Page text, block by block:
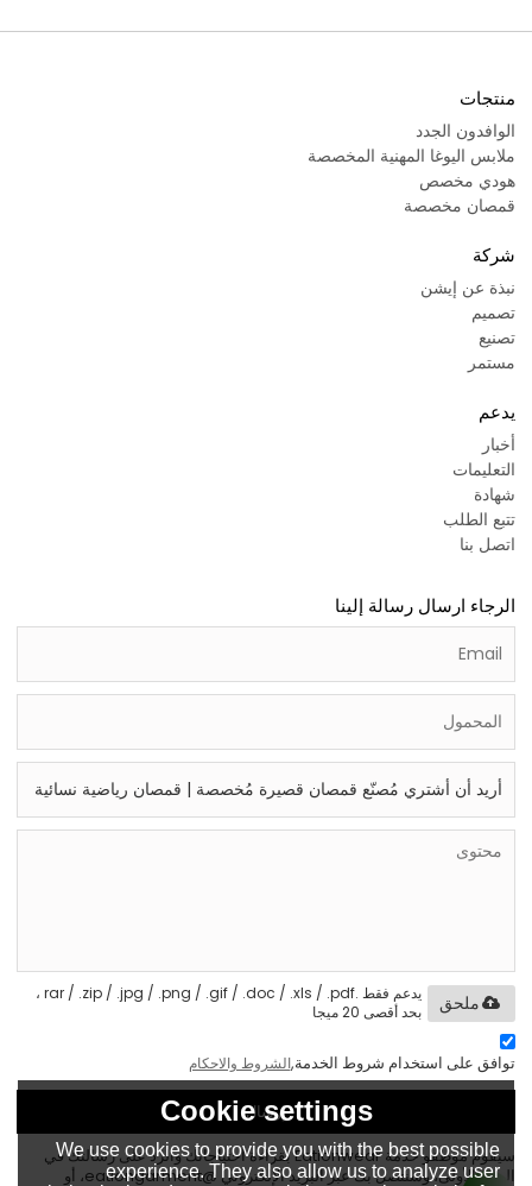
منتجات
الوافدون الجدد
ملابس اليوغا المهنية المخصصة
هودي مخصص
قمصان مخصصة
شركة
نبذة عن إيشن
تصميم
تصنيع
مستمر
يدعم
أخبار
التعليمات
شهادة
تتبع الطلب
اتصل بنا
الرجاء ارسال رسالة إلينا
يدعم فقط .rar / .zip / .jpg / .png / .gif / .doc / .xls / .pdf ،
بحد أقصى 20 ميجا
ملحق
توافق على استخدام شروط الخدمة,الشروط والاحكام
إرسال
سيقوم موظفو خدمة Eationwear بقراءة احتياجاتك والرد على رسالتك في
المرة الأولى، وسنتصل بك عبر البريد الإلكتروني @eationgarment، أو
Cookie settings
We use cookies to provide you with the best possible
experience. They also allow us to analyze user